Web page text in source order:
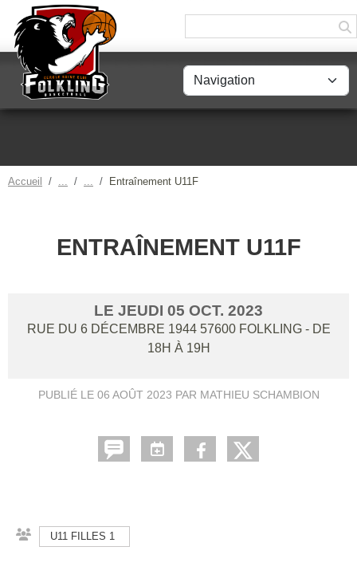
Accueil Entraînement U11F
ENTRAÎNEMENT U11F
LE JEUDI 05 OCT. 2023
RUE DU 6 DÉCEMBRE 1944 57600 FOLKLING - DE
18H À 19H
PUBLIÉ LE 06 AOÛT 2023 PAR MATHIEU SCHAMBION
U11 FILLES 1
Panneau de gestion des cookies